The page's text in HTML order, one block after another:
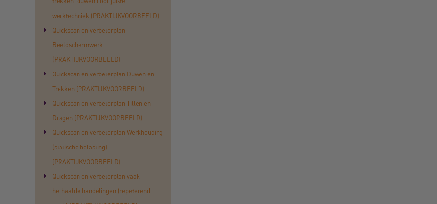
werktechniek (PRAKTIJKVOORBEELD)
Quickscan en verbeterplan
Beeldschermwerk
(PRAKTIJKVOORBEELD)
Quickscan en verbeterplan Duwen en
Trekken (PRAKTIJKVOORBEELD)
Quickscan en verbeterplan Tillen en
Dragen (PRAKTIJKVOORBEELD)
Quickscan en verbeterplan Werkhouding
(statische belasting)
(PRAKTIJKVOORBEELD)
Quickscan en verbeterplan vaak
herhaalde handelingen (repeterend